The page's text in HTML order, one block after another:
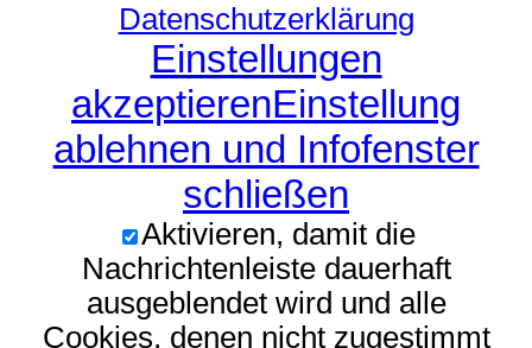
Datenschutzerklärung
Einstellungen
akzeptierenEinstellung
ablehnen und Infofenster
schließen
Aktivieren, damit die
Nachrichtenleiste dauerhaft
ausgeblendet wird und alle
Cookies, denen nicht zugestimmt